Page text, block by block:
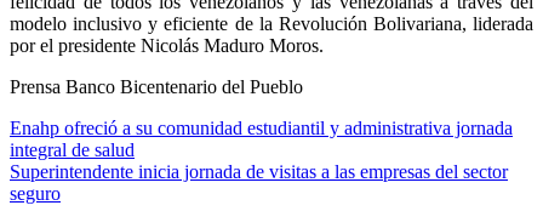
modelo inclusivo y eficiente de la Revolución Bolivariana, liderada
por el presidente Nicolás Maduro Moros.
Prensa Banco Bicentenario del Pueblo
Enahp ofreció a su comunidad estudiantil y administrativa jornada
integral de salud
Superintendente inicia jornada de visitas a las empresas del sector
seguro